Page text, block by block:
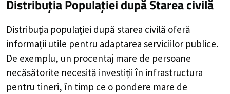
Distribuția Populațieidupă Starea civilă
Distribuția populației după starea civilă oferă
informații utile pentru adaptarea serviciilor publice.
De exemplu, un procentaj mare de persoane
necăsătorite necesită investiții în infrastructura
pentru tineri, în timp ce o pondere mare de